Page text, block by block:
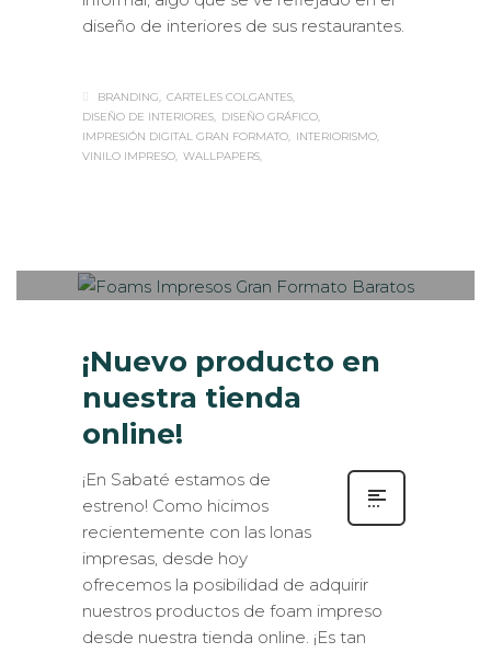
diseño de interiores de sus restaurantes.
BRANDING
CARTELES COLGANTES
DISEÑO DE INTERIORES
DISEÑO GRÁFICO
IMPRESIÓN DIGITAL GRAN FORMATO
INTERIORISMO
VINILO IMPRESO WALLPAPERS
¡Nuevo producto en
nuestra tienda
online!
¡En Sabaté estamos de
estreno! Como hicimos
recientemente con las lonas
impresas, desde hoy
ofrecemos la posibilidad de adquirir
nuestros productos de foam impreso
desde nuestra tienda online. ¡Es tan